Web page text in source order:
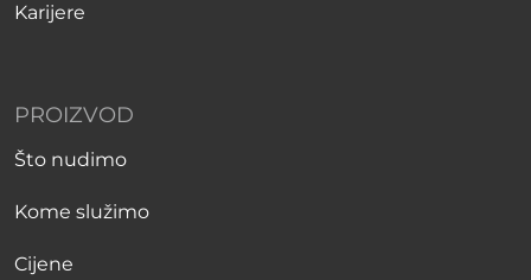
Karijere
PROIZVOD
Što nudimo
Kome služimo
Cijene